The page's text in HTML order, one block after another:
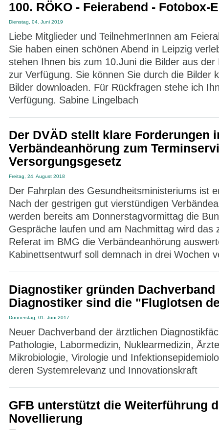
100. RÖKO - Feierabend - Fotobox-
Dienstag, 04. Juni 2019
Liebe Mitglieder und TeilnehmerInnen am
Sie haben einen schönen Abend in Leipzig
stehen Ihnen bis zum 10.Juni die Bilder aus der
zur Verfügung. Sie können Sie durch die Bilder
Bilder downloaden. Für Rückfragen stehe ich
Verfügung. Sabine Lingelbach
Der DVÄD stellt klare Forderungen
Verbändeanhörung zum
Versorgungsgesetz
Freitag, 24. August 2018
Der Fahrplan des Gesundheitsministeriums ist
Nach der gestrigen gut vierstündigen
werden bereits am Donnerstagvormittag die
Gespräche laufen und am Nachmittag wird das
Referat im BMG die Verbändeanhörung
Kabinettsentwurf soll demnach in drei Wochen
Diagnostiker gründen Dachverband
Diagnostiker sind die "Fluglotsen
Donnerstag, 01. Juni 2017
Neuer Dachverband der ärztlichen
Pathologie, Labormedizin, Nuklearmedizin,
Mikrobiologie, Virologie und
deren Systemrelevanz und Innovationskraft
GFB unterstützt die Weiterführung
Novellierung